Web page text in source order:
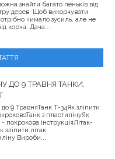
знайти багато пеньків від
дерев. Щоб викорчувати
чимало зусиль, але не
корча. Дача...
ДО 9 ТРАВНЯ ТАНКИ,
9 ТравняТанк Т-34Як зліпити
з пластилінуЯк
покрокова інструкціяЛітак-
літак,
Вироби...